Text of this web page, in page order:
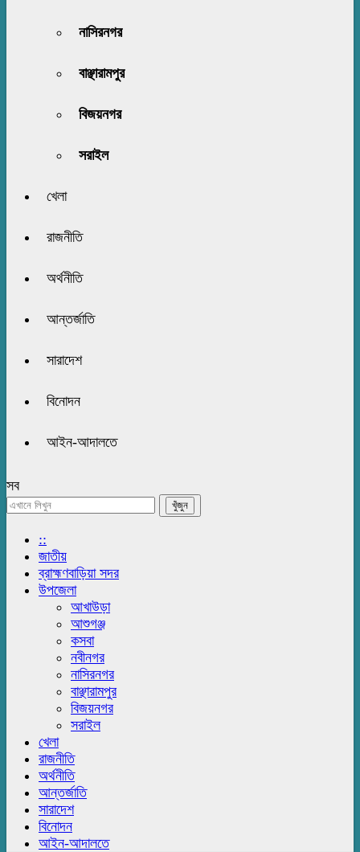
নাসিরনগর
বাঞ্ছারামপুর
বিজয়নগর
সরাইল
খেলা
রাজনীতি
অর্থনীতি
আন্তর্জাতি
সারাদেশ
বিনোদন
আইন-আদালতে
সব
::
জাতীয়
ব্রাহ্মণবাড়িয়া সদর
উপজেলা
আখাউড়া
আশুগঞ্জ
কসবা
নবীনগর
নাসিরনগর
বাঞ্ছারামপুর
বিজয়নগর
সরাইল
খেলা
রাজনীতি
অর্থনীতি
আন্তর্জাতি
সারাদেশ
বিনোদন
আইন-আদালতে